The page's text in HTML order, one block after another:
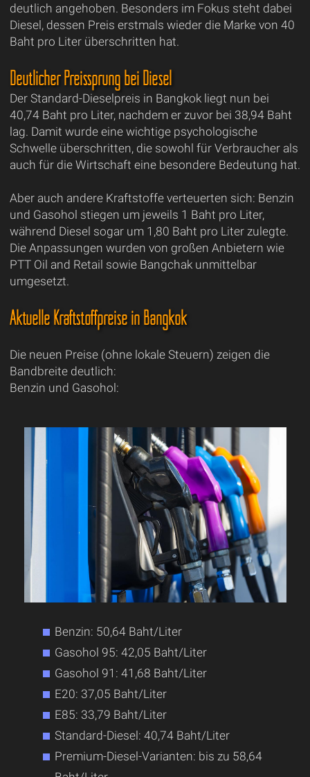
deutlich angehoben. Besonders im Fokus steht dabei
Diesel, dessen Preis erstmals wieder die Marke von 40
Baht pro Liter überschritten hat.
Deutlicher Preissprung bei Diesel
Der Standard-Dieselpreis in Bangkok liegt nun bei
40,74 Baht pro Liter, nachdem er zuvor bei 38,94 Baht
lag. Damit wurde eine wichtige psychologische
Schwelle überschritten, die sowohl für Verbraucher als
auch für die Wirtschaft eine besondere Bedeutung hat.
Aber auch andere Kraftstoffe verteuerten sich: Benzin
und Gasohol stiegen um jeweils 1 Baht pro Liter,
während Diesel sogar um 1,80 Baht pro Liter zulegte.
Die Anpassungen wurden von großen Anbietern wie
PTT Oil and Retail sowie Bangchak unmittelbar
umgesetzt.
Aktuelle Kraftstoffpreise in Bangkok
Die neuen Preise (ohne lokale Steuern) zeigen die
Bandbreite deutlich:
Benzin und Gasohol:
Benzin: 50,64 Baht/Liter
Gasohol 95: 42,05 Baht/Liter
Gasohol 91: 41,68 Baht/Liter
E20: 37,05 Baht/Liter
E85: 33,79 Baht/Liter
Standard-Diesel: 40,74 Baht/Liter
Premium-Diesel-Varianten: bis zu 58,64